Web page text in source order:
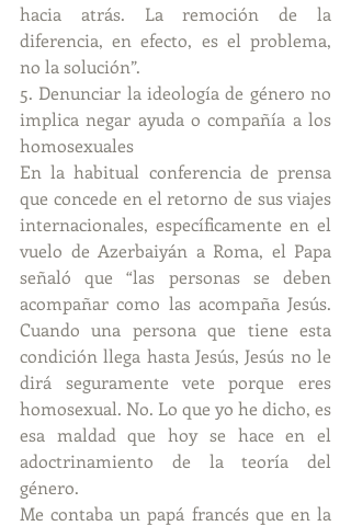
hacia atrás. La remoción de la
diferencia, en efecto, es el problema,
no la solución”.
5. Denunciar la ideología de género no
implica negar ayuda o compañía a los
homosexuales
En la habitual conferencia de prensa
que concede en el retorno de sus viajes
internacionales, específicamente en el
vuelo de Azerbaiyán a Roma, el Papa
señaló que “las personas se deben
acompañar como las acompaña Jesús.
Cuando una persona que tiene esta
condición llega hasta Jesús, Jesús no le
dirá seguramente vete porque eres
homosexual. No. Lo que yo he dicho, es
esa maldad que hoy se hace en el
adoctrinamiento de la teoría del
género.
Me contaba un papá francés que en la